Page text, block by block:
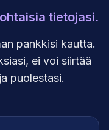
tietojasi.
pankkisi kautta.
ei voi siirtää
puolestasi.